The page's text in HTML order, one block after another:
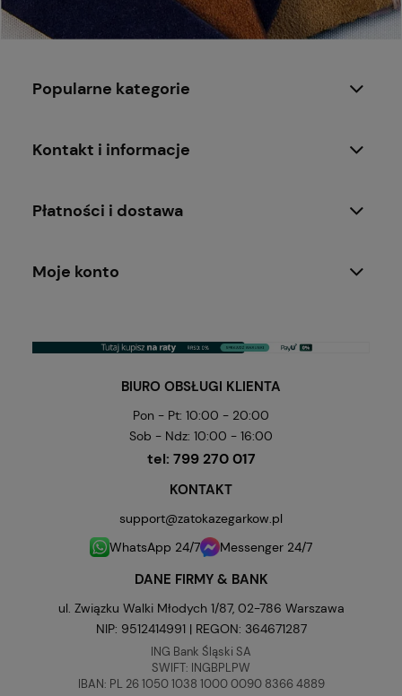
Popularne kategorie
Kontakt i informacje
Płatności i dostawa
Moje konto
BIURO OBSŁUGI KLIENTA
Pon - Pt: 10:00 - 20:00
Sob - Ndz: 10:00 - 16:00
tel: 799 270 017
KONTAKT
support@zatokazegarkow.pl
WhatsApp 24/7
Messenger 24/7
DANE FIRMY & BANK
ul. Związku Walki Młodych 1/87, 02-786 Warszawa
NIP: 9512414991 | REGON: 364671287
ING Bank Śląski SA
SWIFT: INGBPLPW
IBAN: PL 26 1050 1038 1000 0090 8366 4889